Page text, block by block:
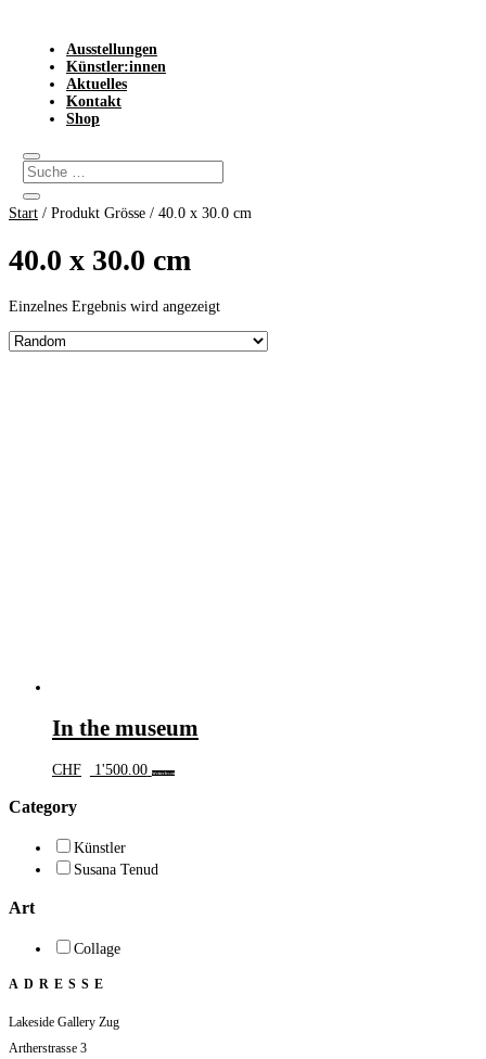
Ausstellungen
Künstler:innen
Aktuelles
Kontakt
Shop
Start / Produkt Grösse / 40.0 x 30.0 cm
40.0 x 30.0 cm
Einzelnes Ergebnis wird angezeigt
In the museum
CHF 1'500.00 Weiterlesen
Category
Künstler
Susana Tenud
Art
Collage
ADRESSE
Lakeside Gallery Zug
Artherstrasse 3